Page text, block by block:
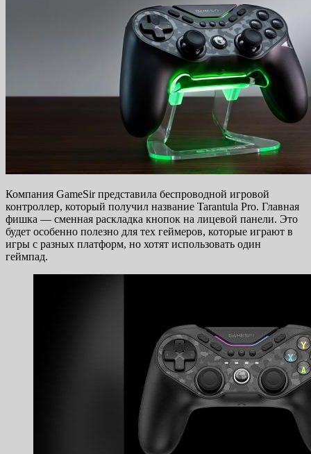
Компания GameSir представила беспроводной игровой
контроллер, который получил название Tarantula Pro. Главная
фишка — сменная раскладка кнопок на лицевой панели. Это
будет особенно полезно для тех геймеров, которые играют в
игры с разных платформ, но хотят использовать один
геймпад.